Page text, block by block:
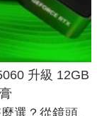
升級 12GB